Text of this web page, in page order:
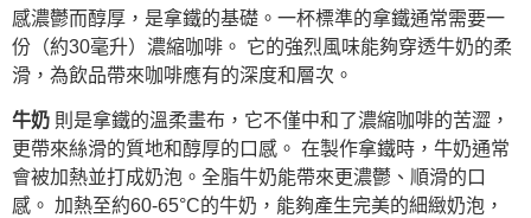
感濃鬱而醇厚，是拿鐵的基礎。一杯標準的拿鐵通常需要一
份（約30毫升）濃縮咖啡。 它的強烈風味能夠穿透牛奶的柔
滑，為飲品帶來咖啡應有的深度和層次。
牛奶 則是拿鐵的溫柔畫布，它不僅中和了濃縮咖啡的苦澀，
更帶來絲滑的質地和醇厚的口感。 在製作拿鐵時，牛奶通常
會被加熱並打成奶泡。全脂牛奶能帶來更濃鬱、順滑的口
感。 加熱至約60-65°C的牛奶，能夠產生完美的細緻奶泡，